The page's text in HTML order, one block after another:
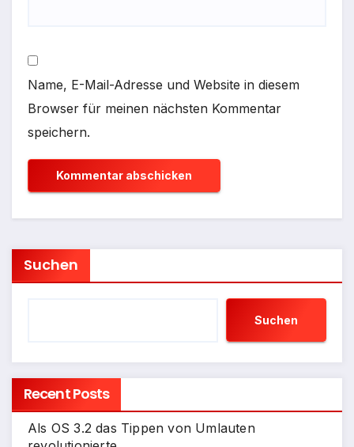
Name, E-Mail-Adresse und Website in diesem
Browser für meinen nächsten Kommentar
speichern.
Suchen
Suchen
Recent Posts
Als OS 3.2 das Tippen von Umlauten